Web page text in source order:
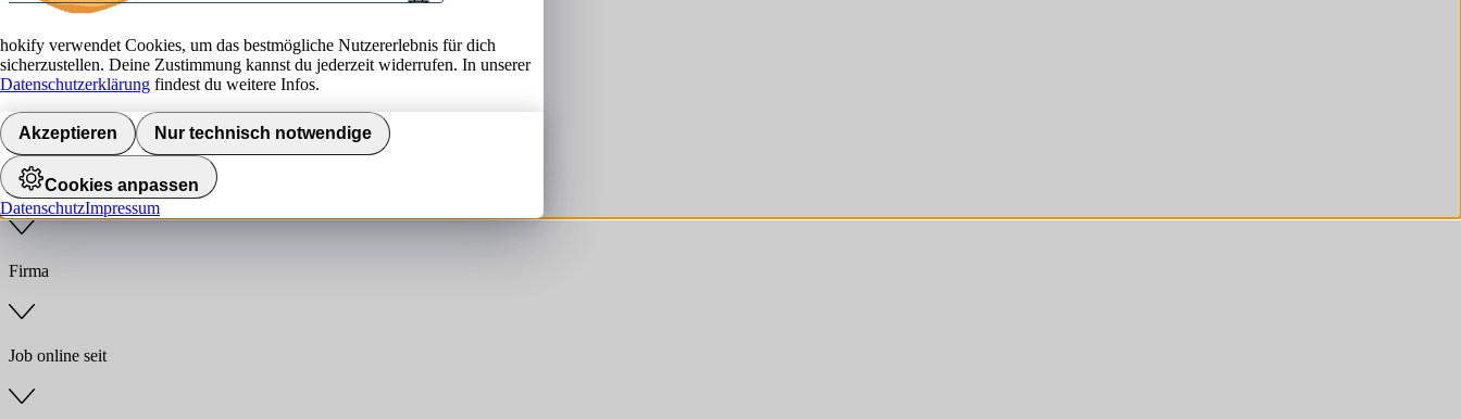
Jobs finden
Branche
Firma
Job online seit
hokify verwendet Cookies, um das bestmögliche Nutzererlebnis für dich
sicherzustellen. Deine Zustimmung kannst du jederzeit widerrufen. In unserer
Datenschutzerklärung findest du weitere Infos.
Akzeptieren Nur technisch notwendige
Cookies anpassen
DatenschutzImpressum